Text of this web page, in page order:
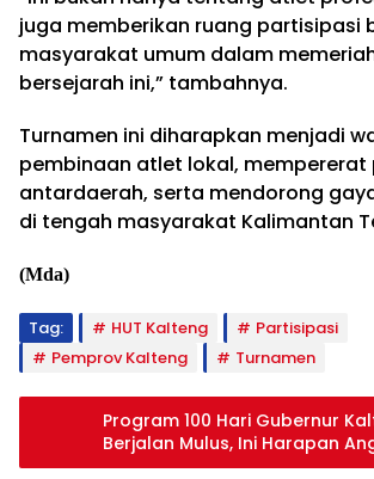
juga memberikan ruang partisipasi
masyarakat umum dalam
bersejarah ini,” tambahnya.
Turnamen ini diharapkan menjadi
pembinaan atlet lokal, mempererat
antardaerah, serta mendorong
di tengah masyarakat Kalimantan
(Mda)
Tag: HUT Kalteng
Partisipasi
Pemprov Kalteng
Turnamen
Program 100 Hari Gubernur
Berjalan Mulus, Ini Harapan
Purdiono